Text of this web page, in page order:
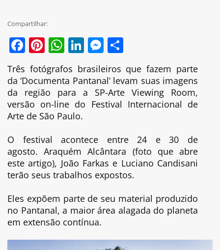
Compartilhar:
Facebook
Pinterest
WhatsApp
LinkedIn
Messenger
Três fotógrafos brasileiros que fazem parte
da ‘Documenta Pantanal’ levam suas imagens
da região para a SP-Arte Viewing Room,
versão on-line do Festival Internacional de
Arte de São Paulo.
O festival acontece entre 24 e 30 de
agosto. Araquém Alcântara (foto que abre
este artigo), João Farkas e Luciano Candisani
terão seus trabalhos expostos.
Eles expõem parte de seu material produzido
no Pantanal, a maior área alagada do planeta
em extensão contínua.